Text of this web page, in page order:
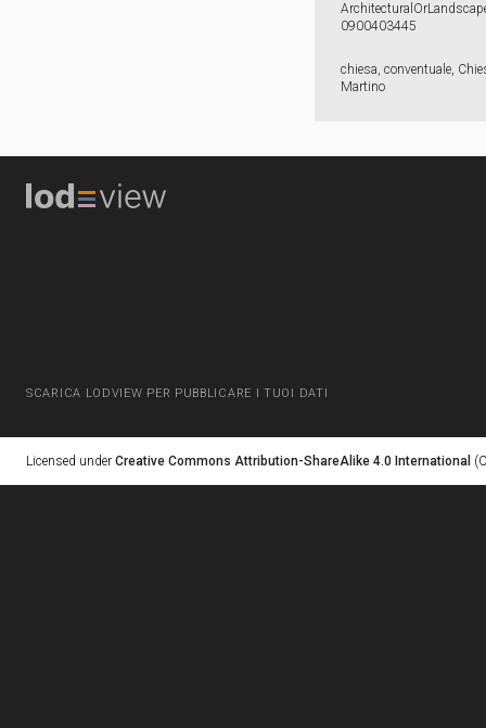
0900403445
chiesa, conventuale,
Martino
SCARICA LODVIEW PER PUBBLICARE I TUOI DATI
Licensed under Creative Commons Attribution-ShareAlike 4.0 International